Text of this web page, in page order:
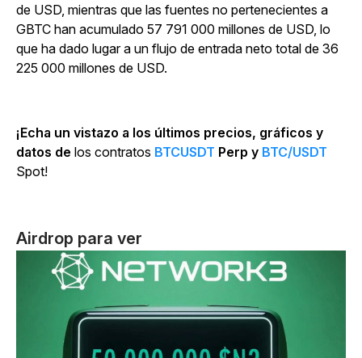
de USD, mientras que las fuentes no pertenecientes a
GBTC han acumulado 57 791 000 millones de USD, lo
que ha dado lugar a un flujo de entrada neto total de 36
225 000 millones de USD.
¡Echa un vistazo a los últimos precios, gráficos y
datos de los contratos BTCUSDT Perp y BTC/USDT
Spot!
Airdrop para ver